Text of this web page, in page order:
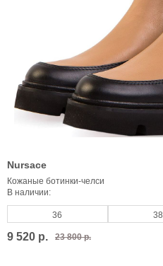
Nursace
Кожаные ботинки-челси
В наличии:
36 38
9 520 р. 23 800 р.